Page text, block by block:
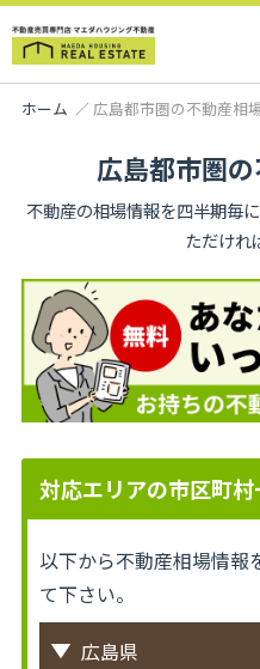
ホーム 広島都市圏の不動産相
広島都市圏
不動産の相場情報を四半期毎
ただけれ
対応エリアの市区町
以下から不動産相場情報
て下さい。
広島県